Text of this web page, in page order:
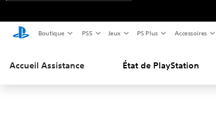
Boutique PS5 Jeux PS Plus Accessoires
Accueil Assistance État de PlayStation